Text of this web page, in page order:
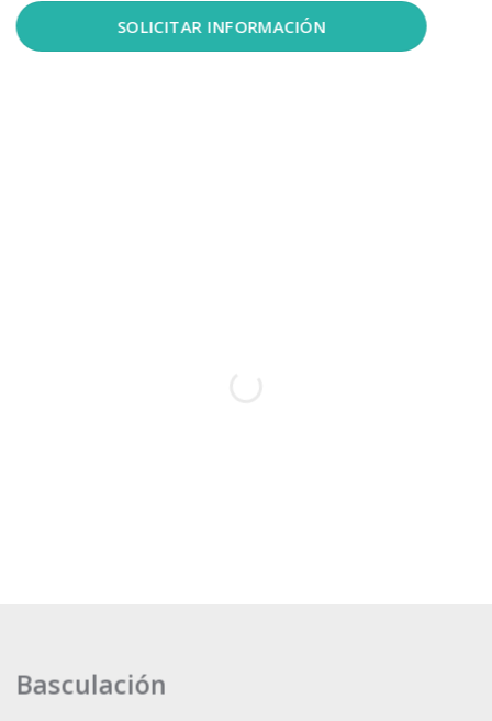
SOLICITAR INFORMACIÓN
Basculación